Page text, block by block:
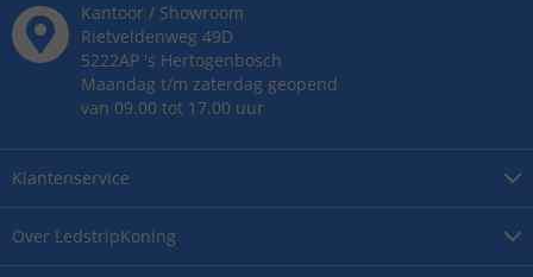
Over LedstripKoning
Klantenservice
Kantoor / Showroom
Rietveldenweg 49D
5222AP 's Hertogenbosch
Maandag t/m zaterdag geopend
van 09.00 tot 17.00 uur